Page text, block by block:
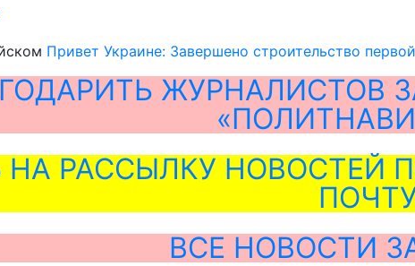
Привет Украине: Завершено строительство
ЖУРНАЛИСТОВ
РАССЫЛКУ НОВОСТЕЙ
ВСЕ НОВОСТИ